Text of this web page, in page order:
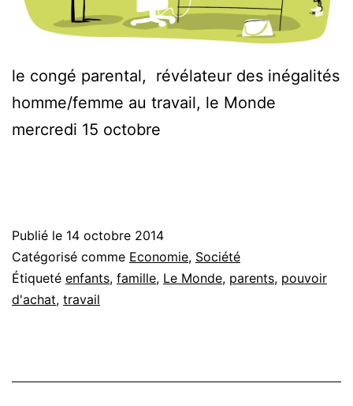
le congé parental, révélateur des inégalités
homme/femme au travail, le Monde
mercredi 15 octobre
Publié le 14 octobre 2014
Catégorisé comme Economie, Société
Étiqueté enfants, famille, Le Monde, parents, pouvoir
d'achat, travail